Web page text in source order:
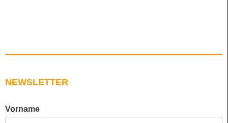
NEWSLETTER
Vorname